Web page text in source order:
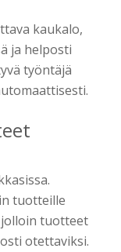
kaukalo,
ja helposti
työntäjä
tuotteille
jolloin tuotteet
otettaviksi.